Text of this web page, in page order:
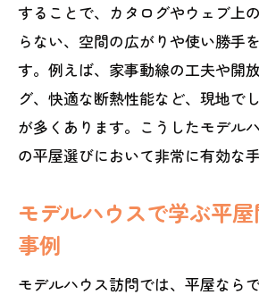
することで、カタログやウェブ上
らない、空間の広がりや使い勝手
す。例えば、家事動線の工夫や開
グ、快適な断熱性能など、現地で
が多くあります。こうしたモデル
の平屋選びにおいて非常に有効な
モデルハウスで学ぶ平
事例
モデルハウス訪問では、平屋なら